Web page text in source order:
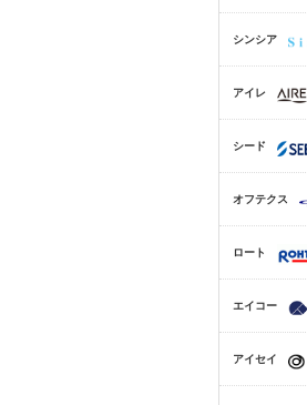
シンシア
アイレ
シード
オフテクス
ロート
エイコー
アイセイ